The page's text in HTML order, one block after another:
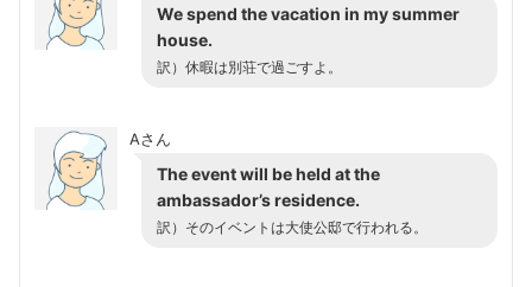
We spend the vacation in my summer
house.
訳）休暇は別荘で過ごすよ。
Aさん
The event will be held at the
ambassador’s residence.
訳）そのイベントは大使公邸で行われる。